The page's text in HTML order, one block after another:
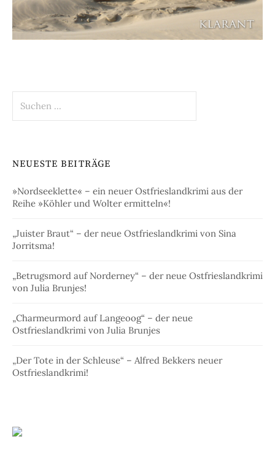
nach:
NEUESTE BEITRÄGE
»Nordseeklette« – ein neuer Ostfrieslandkrimi aus der
Reihe »Köhler und Wolter ermitteln«!
„Juister Braut“ – der neue Ostfrieslandkrimi von Sina
Jorritsma!
„Betrugsmord auf Norderney“ – der neue Ostfrieslandkrimi
von Julia Brunjes!
„Charmeurmord auf Langeoog“ – der neue
Ostfrieslandkrimi von Julia Brunjes
„Der Tote in der Schleuse“ – Alfred Bekkers neuer
Ostfrieslandkrimi!